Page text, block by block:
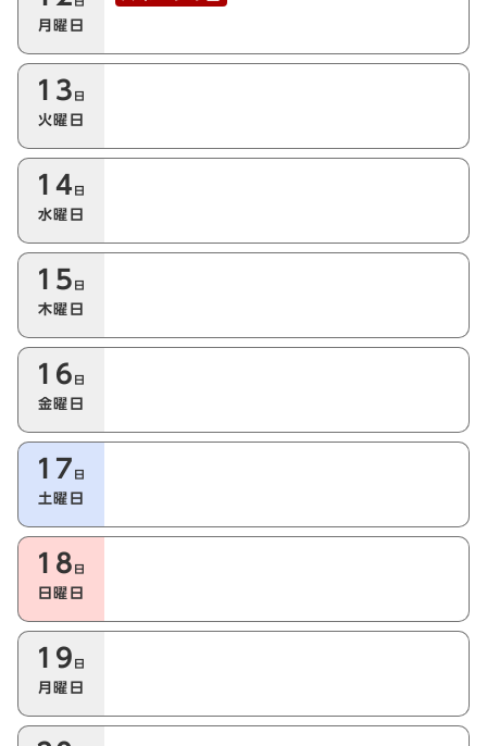
月曜日
13 日
火曜日
14 日
水曜日
15 日
木曜日
16 日
金曜日
17 日
土曜日
18 日
日曜日
19 日
月曜日